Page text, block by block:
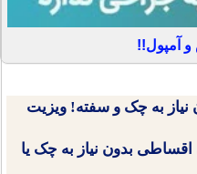
آمپول!!
نیاز به چک و سفته! ویزیت
اقساطی بدون نیاز به چک یا